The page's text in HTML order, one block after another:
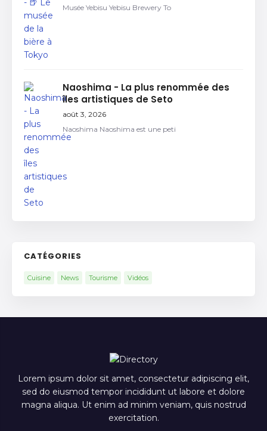
Musée Yebisu Yebisu Brewery To
Naoshima - La plus renommée des
îles artistiques de Seto
août 3, 2026
Naoshima Naoshima est une peti
CATÉGORIES
Cuisine News Tourisme Vidéos
Lorem ipsum dolor sit amet, consectetur adipiscing elit,
sed do eiusmod tempor incididunt ut labore et dolore
magna aliqua. Ut enim ad minim veniam, quis nostrud
exercitation.